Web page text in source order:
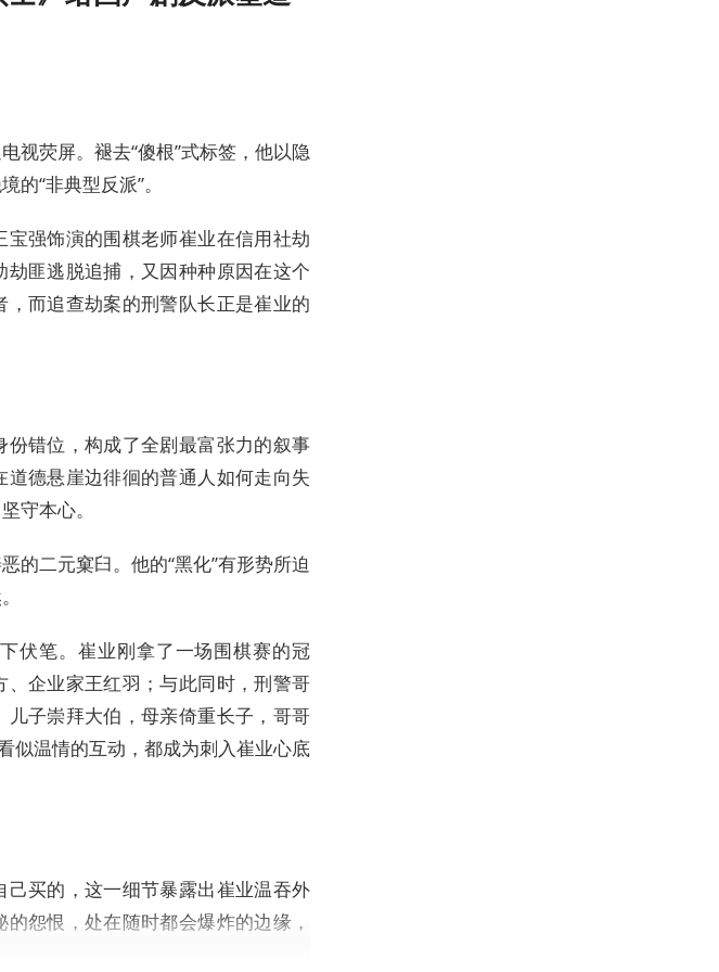
视荧屏。褪去“傻根”式标签，他以隐
“非典型反派”。
强饰演的围棋老师崔业在信用社劫
匪逃脱追捕，又因种种原因在这个
而追查劫案的刑警队长正是崔业的
错位，构成了全剧最富张力的叙事
德悬崖边徘徊的普通人如何走向失
守本心。
的二元窠臼。他的“黑化”有形势所迫
伏笔。崔业刚拿了一场围棋赛的冠
企业家王红羽；与此同时，刑警哥
子崇拜大伯，母亲倚重长子，哥哥
似温情的互动，都成为刺入崔业心底
买的，这一细节暴露出崔业温吞外
怨恨，处在随时都会爆炸的边缘，